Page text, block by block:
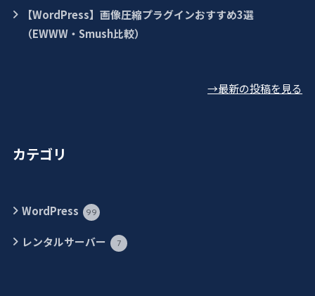
【WordPress】画像圧縮プラグインおすすめ3選
（EWWW・Smush比較）
→最新の投稿を見る
カテゴリ
WordPress 99
レンタルサーバー 7